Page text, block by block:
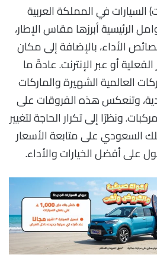
السيارات في المملكة العربية
الرئيسية أبرزها مقاس الإطار،
الأداء، بالإضافة إلى مكان
أو عبر الإنترنت. عادةً ما
العالمية الشهيرة والماركات
وتنعكس هذه الفروقات على
ونظرًا إلى تكرار الحاجة لتغيير
السعودي على متابعة الأسعار
على أفضل الخيارات والأداء.